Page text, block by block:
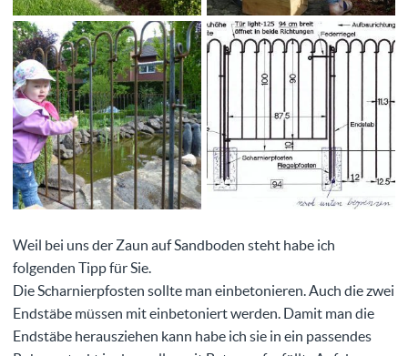
Weil bei uns der Zaun auf Sandboden steht habe ich
folgenden Tipp für Sie.
Die Scharnierpfosten sollte man einbetonieren. Auch die zwei
Endstäbe müssen mit einbetoniert werden. Damit man die
Endstäbe herausziehen kann habe ich sie in ein passendes